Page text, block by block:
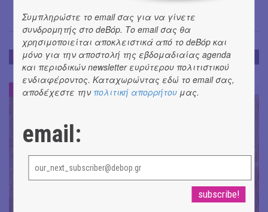
DE-BOOK
DE-BOOK
Συμπληρώστε το email σας για να γίνετε
συνδρομητής στο deBόp. Το email σας θα
χρησιμοποιείται αποκλειστικά από το deBόp και
μόνο για την αποστολή της εβδομαδιαίας agenda
και περιοδικών newsletter ευρύτερου πολιτιστικού
ενδιαφέροντος. Καταχωρώντας εδώ το email σας,
αποδέχεστε την πολιτική απορρήτου μας.
email: